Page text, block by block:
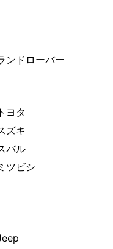
ンドローバー
トヨタ
ズキ
バル
ツビシ